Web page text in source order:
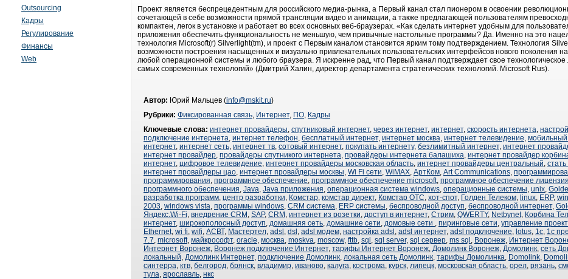
Outsourcing
Кадры
Регулирование
Финансы
Web
Проект является беспрецедентным для российского медиа-рынка, а Первый канал стал пионером в освоении
сочетающей в себе возможности прямой трансляции видео и анимации, а также предлагающей пользователям
компактен, легок в установке и работает во всех основных веб-браузерах. «Как сделать интернет удобным для
приложения обеспечить функциональность не меньшую, чем привычные настольные программы? Да. Именно на это
технология Microsoft(r) Silverlight(tm), и проект с Первым каналом становится ярким тому подтверждением. Технология
возможности построения насыщенных и визуально привлекательных пользовательских интерфейсов нового поколения
любой операционной системы и любого браузера. Я искренне рад, что Первый канал подтверждает свое
самых современных технологий» (Дмитрий Халин, директор департамента стратегических технологий. Microsoft Rus).
Автор: Юрий Мальцев (info@mskit.ru)
Рубрики: Фиксированная связь, Интернет, ПО, Кадры
Ключевые слова: интернет провайдеры, спутниковый интернет, через интернет, интернет, скорость интернета,
подключение интернета, интернет телефон, бесплатный интернет, интернет москва, интернет телевидение, мобильный
интернет, интернет сеть, интернет тв, сотовый интернет, покупать интернету, безлимитный интернет, интернет
интернет провайдер, провайдеры спутникого интернета, провайдеры интернета балашиха, интернет провайдер
интернет, цифровое телевидение, интернет провайдеры московская область, интернет провайдеры центральный,
интернет провайдеры цао, интернет провайдеры москвы, Wi Fi сети, WiMAX, АртКом, Art Communications,
программирования, программное обеспечение, программное обеспечение microsoft, программное обеспечение лицензия
программного обеспечения, Java, Java приложения, операционная система windows, операционные системы, unix,
разработка программ, центр разработки, Комстар, комстар директ, Комстар ОТС, хот-спот, Голден Телеком, linux, ERP,
2003, windows vista, программы windows, CRM система, ERP системы, беспроводной доступ, беспроводной интернет,
Яндекс.Wi-Fi, внедрение CRM , SAP, CRM , интернет из розетки, доступ в интернет, Стрим, QWERTY, Netbynet, Корбина
интернет, широкополосный доступ, домашняя сеть, домашние сети, домовые сети , пиринговые сети, управление
Ethernet, wi fi, wifi, АСВТ, Мастертел, adsl , dsl , adsl модем, настройка adsl , adsl интернет, adsl подключение, lotus, 1с, 1с
7.7, microsoft, майкрософт, oracle, москва, moskva, moscow, fttb, sql , sql server, sql сервер, ms sql , Воронеж, Интернет
Интернет Воронеж, Воронеж подключение Интернет, тарифы Интернет Воронеж, Домолинк Воронеж, Домолинк, сеть
локальный, Домолинк Интернет, подключение Домолинк, локальная сеть Домолинк, тарифы Домолинка, Domolink,
синтерра, ктв, белгород, брянск, владимир, иваново, калуга, кострома, курск, липецк, московская область, орел, рязань,
тула, ярославль, нкс